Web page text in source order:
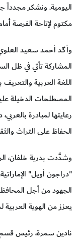
اليومية. ونشكر
مكتوم لإتاحة الفرصة
وأكّد أحمد سعيد
المشاركة تأتي في ظل
اللغة العربية
المصطلحات الدخيلة
رعايتها لمبادرة
الحفاظ على التراث
وشدَّدت بدرية خلفان،
"دراجون أويل"
الجهود من أجل
يعزز من الهوية
نادين سمرة، رئيس قسم